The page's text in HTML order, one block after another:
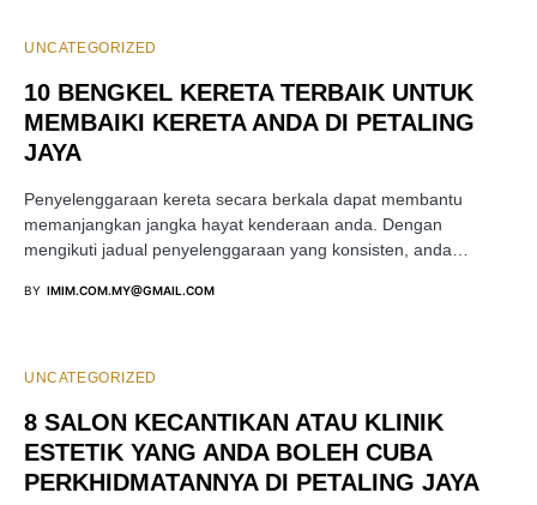
UNCATEGORIZED
10 BENGKEL KERETA TERBAIK UNTUK
MEMBAIKI KERETA ANDA DI PETALING
JAYA
Penyelenggaraan kereta secara berkala dapat membantu
memanjangkan jangka hayat kenderaan anda. Dengan
mengikuti jadual penyelenggaraan yang konsisten, anda…
BY IMIM.COM.MY@GMAIL.COM
UNCATEGORIZED
8 SALON KECANTIKAN ATAU KLINIK
ESTETIK YANG ANDA BOLEH CUBA
PERKHIDMATANNYA DI PETALING JAYA